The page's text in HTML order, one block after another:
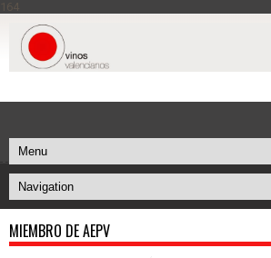
164
MIEMBRO DE AEPV